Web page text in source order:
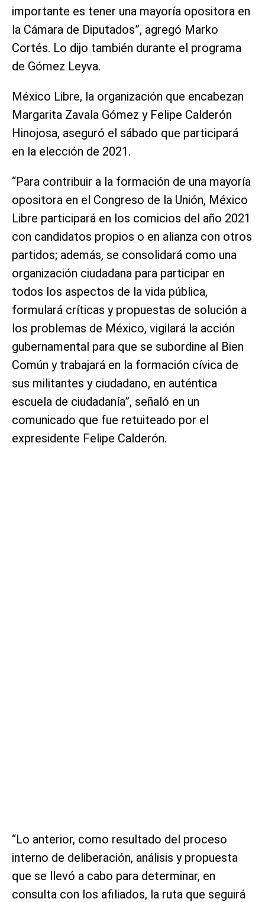
importante es tener una mayoría opositora en
la Cámara de Diputados”, agregó Marko
Cortés. Lo dijo también durante el programa
de Gómez Leyva.
México Libre, la organización que encabezan
Margarita Zavala Gómez y Felipe Calderón
Hinojosa, aseguró el sábado que participará
en la elección de 2021.
“Para contribuir a la formación de una mayoría
opositora en el Congreso de la Unión, México
Libre participará en los comicios del año 2021
con candidatos propios o en alianza con otros
partidos; además, se consolidará como una
organización ciudadana para participar en
todos los aspectos de la vida pública,
formulará críticas y propuestas de solución a
los problemas de México, vigilará la acción
gubernamental para que se subordine al Bien
Común y trabajará en la formación cívica de
sus militantes y ciudadano, en auténtica
escuela de ciudadanía”, señaló en un
comunicado que fue retuiteado por el
expresidente Felipe Calderón.
“Lo anterior, como resultado del proceso
interno de deliberación, análisis y propuesta
que se llevó a cabo para determinar, en
consulta con los afiliados, la ruta que seguirá